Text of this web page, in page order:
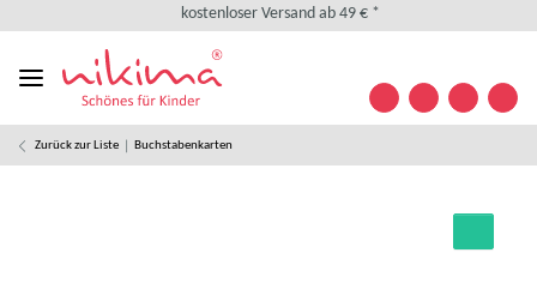
kostenloser Versand ab 49 € *
weltweiter Versand
+49 (0) 35841/ 63 32 09
Designed in Germany
Zurück zur Liste Buchstabenkarten